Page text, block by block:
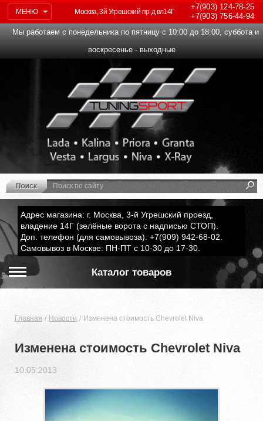
МЕНЮ
+7(903)124-78-25
+7(903)756-44-94
Москва, 3й Угрешский пр-д вл14Г
Мы работаем с понедельника по пятницу с 10:00 до 18:00, суббота и
воскресенье - выходные
Адрес магазина: г. Москва, 3-й Угрешский проезд,
владение 14Г (зелёные ворота с надписью СТОП).
Доп. телефон (для самовывоза): +7(909) 942-68-02.
Самовывоз в Москве: ПН-ПТ с 10-30 до 17-30.
Каталог товаров
Главная Новости Изменена стоимость Chevrolet Niva
Изменена стоимость Chevrolet Niva
10.05.2013